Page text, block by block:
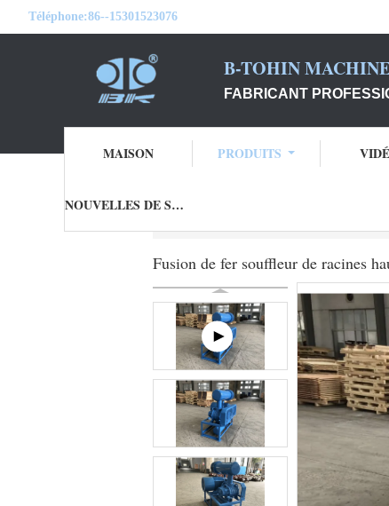
Téléphone:86--15301523076
B-TOHIN
FABRICANT
MAISON PRODUITS
NOUVELLES DE SOCIÉTÉ
Fusion de fer souffleur de racines